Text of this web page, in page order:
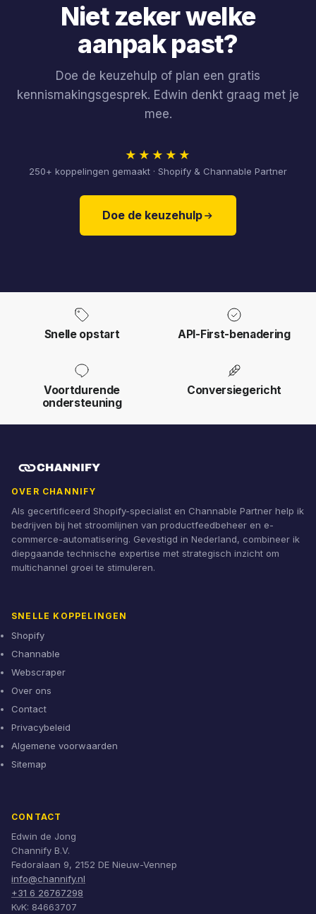
Niet zeker welke
aanpak past?
Doe de keuzehulp of plan een gratis
kennismakingsgesprek. Edwin denkt graag met je
mee.
★★★★★
250+ koppelingen gemaakt · Shopify & Channable Partner
Doe de keuzehulp
Snelle opstart API-First-benadering
Voortdurende
ondersteuning
Conversiegericht
OVER CHANNIFY
Als gecertificeerd Shopify-specialist en Channable Partner help ik
bedrijven bij het stroomlijnen van productfeedbeheer en e-
commerce-automatisering. Gevestigd in Nederland, combineer ik
diepgaande technische expertise met strategisch inzicht om
multichannel groei te stimuleren.
SNELLE KOPPELINGEN
Shopify
Channable
Webscraper
Over ons
Contact
Privacybeleid
Algemene voorwaarden
Sitemap
CONTACT
Edwin de Jong
Channify B.V.
Fedoralaan 9, 2152 DE Nieuw-Vennep
info@channify.nl
+31 6 26767298
KvK: 84663707